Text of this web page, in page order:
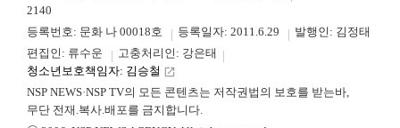
2140
등록번호: 문화 나 00018호
등록일자: 2011.6.29
발행인: 김정태
편집인: 류수운
고충처리인: 강은태
청소년보호책임자: 김승철 launch
NSP NEWS·NSP TV의 모든 콘텐츠는 저작권법의 보호를 받는바,
무단 전재.복사.배포를 금지합니다.